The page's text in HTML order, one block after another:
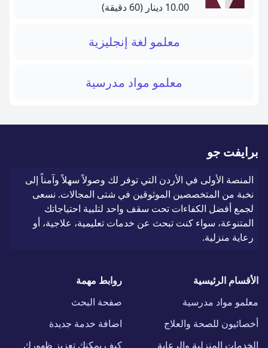
10.00 دينار
(60 دقيقة)
معلمو لغة إنجليزية
معلمو مواد مدرسية
برايفت جو
المنصة الأولى في الأردن التي توفر لك وصولاً سهلاً وآمناً إلى
نخبة من المتخصصين الموثوقين في شتى المجالات. نسعى
لجمع أفضل الكفاءات تحت سقف واحد لتلبية احتياجاتك
المتنوعة، سواء كنت تبحث عن خدمات تعليمية، علاجية، أو
رعاية منزلية.
الأقسام الرئيسية
معلمو مواد مدرسية
أخصائيون للصحة والعلاج
الخدمات المنزلية والرعاية
روابط مهمة
صفحة البحث
اضافة خدمة جديدة
كيف يمكنك تعزيز ظهورك